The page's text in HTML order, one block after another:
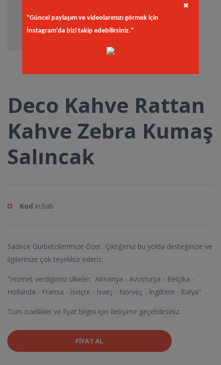
Deco Kahve Rattan
Kahve Zebra Kumaş
Salıncak
Kod in.bab
Sadece Gurbetcilerimize Özel : Çıktığımız bu yolda desteğinize ve
ilgilerinize çok teşekkür ederiz.
"Hizmet verdiğimiz ülkeler; Almanya - Avusturya - Belçika -
Hollanda - Fransa - İsviçre - İsveç - Norveç - İngiltere - İtalya"
Tüm özellikler ve fiyat bilgisi için İletişime geçebilirsiniz.
FIYAT AL
"Güncel paylaşım ve videolarımızı görmek için
İnstagram'da bizi takip edebilirsiniz."
✖